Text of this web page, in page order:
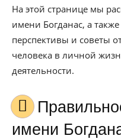
На этой странице мы
имени Богданас, а
перспективы и советы
человека в личной
деятельности.
Правильное склонение
имени